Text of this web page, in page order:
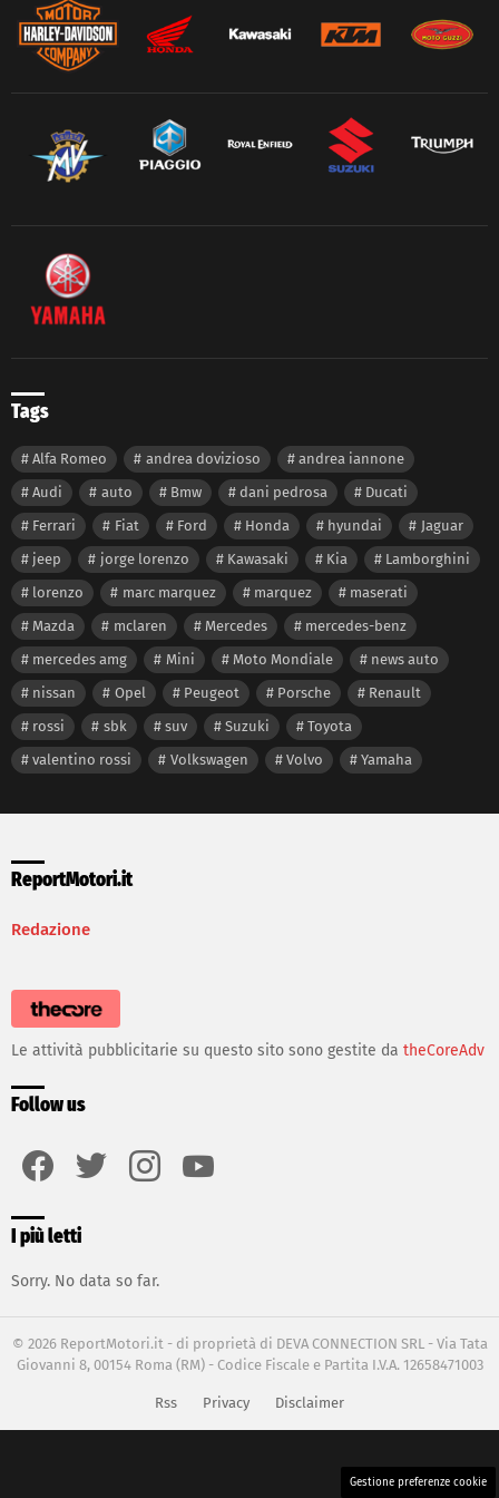
Tags
Alfa Romeo andrea dovizioso
andrea iannone
Audi
auto Bmw dani pedrosa
Ducati
Ferrari
Fiat Ford Honda hyundai
Jaguar
jeep
jorge lorenzo Kawasaki Kia
Lamborghini
lorenzo
marc marquez marquez
maserati
Mazda
mclaren Mercedes
mercedes-benz
mercedes amg
Mini Moto Mondiale
news auto
nissan
Opel Peugeot Porsche
Renault
rossi
sbk suv Suzuki
Toyota
valentino rossi
Volkswagen Volvo Yamaha
ReportMotori.it
Redazione
Le attività pubblicitarie su questo sito sono gestite da theCoreAdv
Follow us
I più letti
Sorry. No data so far.
© 2026 ReportMotori.it - di proprietà di DEVA CONNECTION SRL - Via Tata
Giovanni 8, 00154 Roma (RM) - Codice Fiscale e Partita I.V.A. 12658471003
Rss Privacy Disclaimer
Gestione preferenze cookie